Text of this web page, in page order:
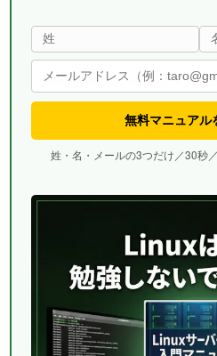
無料マニュアル
姓・名・メールの3つだけ／30秒